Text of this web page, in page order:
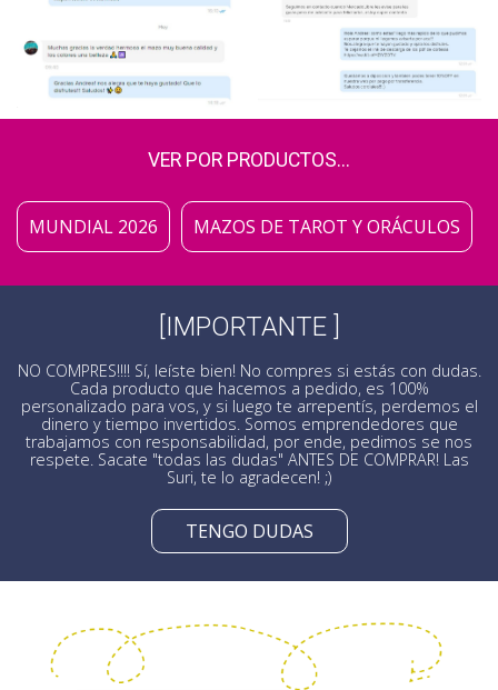
VER POR PRODUCTOS...
MUNDIAL 2026 MAZOS DE TAROT Y ORÁCULOS
[IMPORTANTE ]
NO COMPRES!!!! Sí, leíste bien! No compres si estás con dudas.
Cada producto que hacemos a pedido, es 100%
personalizado para vos, y si luego te arrepentís, perdemos el
dinero y tiempo invertidos. Somos emprendedores que
trabajamos con responsabilidad, por ende, pedimos se nos
respete. Sacate "todas las dudas" ANTES DE COMPRAR! Las
Suri, te lo agradecen! ;)
TENGO DUDAS